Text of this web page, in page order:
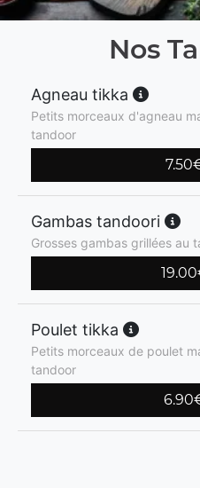
Nos
Agneau tikka
Petits morceaux d'agneau
tandoor
7.50
Gambas tandoori
Grosses gambas grillées au
19.00
Poulet tikka
Petits morceaux de poulet
tandoor
6.90